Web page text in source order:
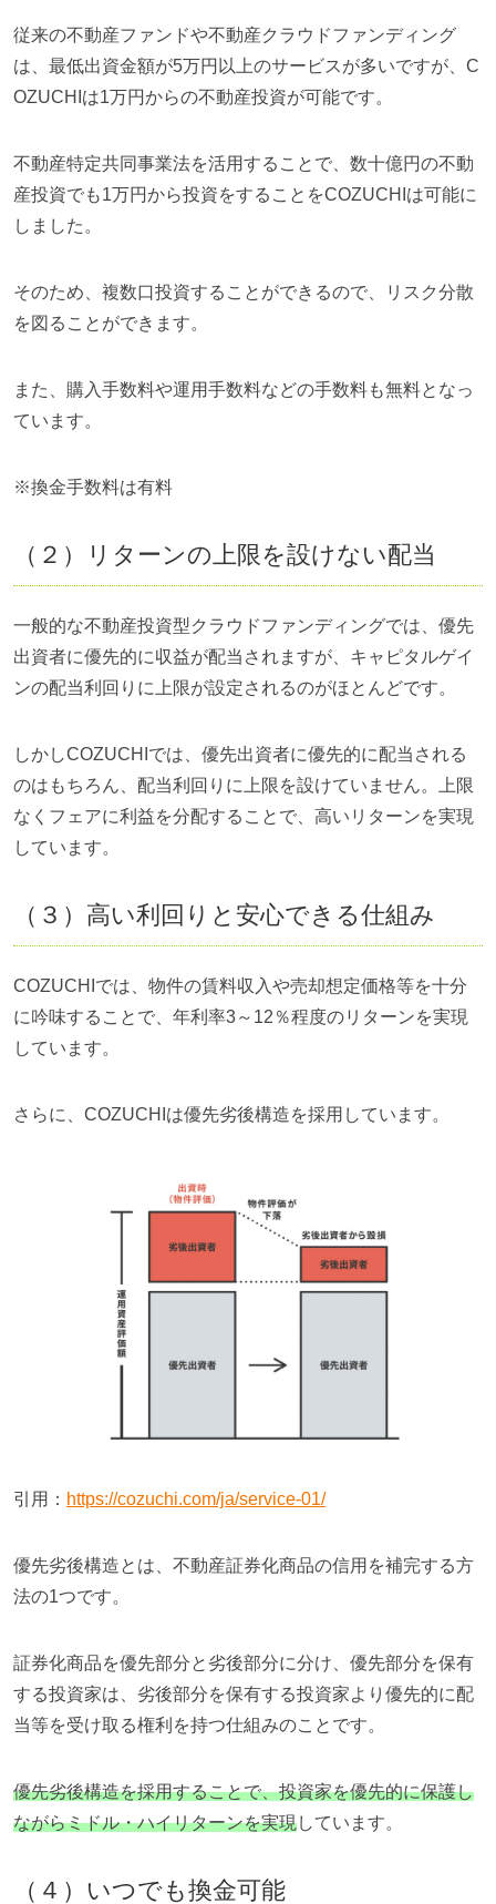
従来の不動産ファンドや不動産クラウドファンディング
は、最低出資金額が5万円以上のサービスが多いですが、C
OZUCHIは1万円からの不動産投資が可能です。
不動産特定共同事業法を活用することで、数十億円の不動
産投資でも1万円から投資をすることをCOZUCHIは可能に
しました。
そのため、複数口投資することができるので、リスク分散
を図ることができます。
また、購入手数料や運用手数料などの手数料も無料となっ
ています。
※換金手数料は有料
（２）リターンの上限を設けない配当
一般的な不動産投資型クラウドファンディングでは、優先
出資者に優先的に収益が配当されますが、キャピタルゲイ
ンの配当利回りに上限が設定されるのがほとんどです。
しかしCOZUCHIでは、優先出資者に優先的に配当される
のはもちろん、配当利回りに上限を設けていません。上限
なくフェアに利益を分配することで、高いリターンを実現
しています。
（３）高い利回りと安心できる仕組み
COZUCHIでは、物件の賃料収入や売却想定価格等を十分
に吟味することで、年利率3～12％程度のリターンを実現
しています。
さらに、COZUCHIは優先劣後構造を採用しています。
引用： https://cozuchi.com/ja/service-01/
優先劣後構造とは、不動産証券化商品の信用を補完する方
法の1つです。
証券化商品を優先部分と劣後部分に分け、優先部分を保有
する投資家は、劣後部分を保有する投資家より優先的に配
当等を受け取る権利を持つ仕組みのことです。
優先劣後構造を採用することで、投資家を優先的に保護し
ながらミドル・ハイリターンを実現しています。
（４）いつでも換金可能